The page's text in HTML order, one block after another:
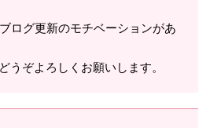
ログ更新のモチベーションがあ
うぞよろしくお願いします。